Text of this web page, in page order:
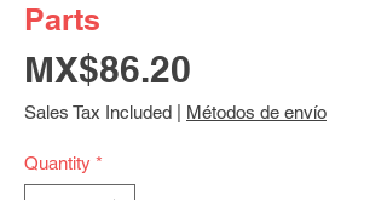
Parts
MX$86.20
Sales Tax Included Métodos de envío
Quantity *